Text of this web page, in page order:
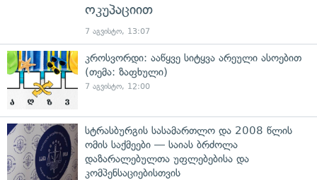
ოკუპაციით
7 აგვისტო, 13:07
კროსვორდი: ააწყვე სიტყვა არეული ასოებით
(თემა: ზაფხული)
7 აგვისტო, 12:00
სტრასბურგის სასამართლო და 2008 წლის
ომის საქმეები — საიას ბრძოლა
დაზარალებულთა უფლებებისა და
კომპენსაციებისთვის